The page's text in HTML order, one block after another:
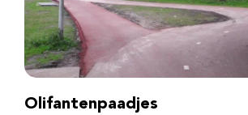
Olifantenpaadjes